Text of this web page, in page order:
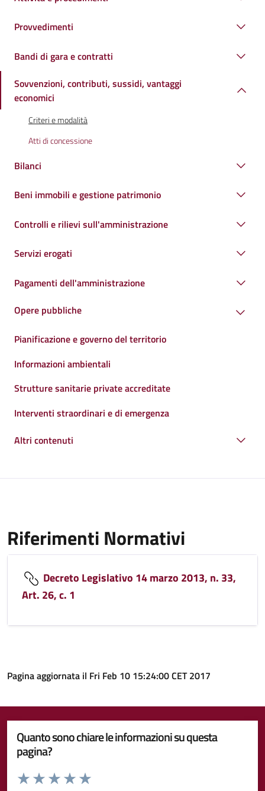
Provvedimenti
Bandi di gara e contratti
Sovvenzioni, contributi, sussidi, vantaggi
economici
Criteri e modalità
Atti di concessione
Bilanci
Beni immobili e gestione patrimonio
Controlli e rilievi sull'amministrazione
Servizi erogati
Pagamenti dell'amministrazione
Opere pubbliche
Pianificazione e governo del territorio
Informazioni ambientali
Strutture sanitarie private accreditate
Interventi straordinari e di emergenza
Altri contenuti
Riferimenti Normativi
Decreto Legislativo 14 marzo 2013, n. 33,
Art. 26, c. 1
Pagina aggiornata il Fri Feb 10 15:24:00 CET 2017
Quanto sono chiare le informazioni su questa
pagina?
Valuta da 1 a 5 stelle la pagina